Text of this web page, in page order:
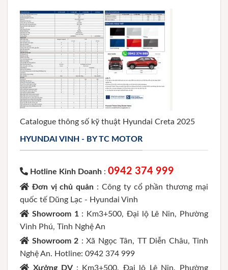
Catalogue thông số kỹ thuật Hyundai Creta 2025
HYUNDAI VINH - BY TC MOTOR
Hotline Kinh Doanh : 0942 374 999
Đơn vị chủ quản : Công ty cổ phần thương mại
quốc tế Dũng Lạc - Hyundai Vinh
Showroom 1 : Km3+500, Đại lộ Lê Nin, Phường
Vinh Phú, Tỉnh Nghệ An
Showroom 2 : Xã Ngọc Tân, TT Diễn Châu, Tỉnh
Nghệ An. Hotline: 0942 374 999
Xưởng DV : Km3+500, Đại lộ Lê Nin, Phường